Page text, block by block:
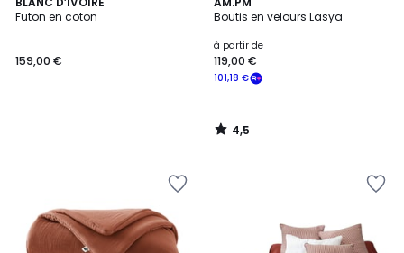
Futon en coton
159,00 €
Boutis en velours Lasya
à partir de
101,18 €
119,00 €
/ 5
4,5
/